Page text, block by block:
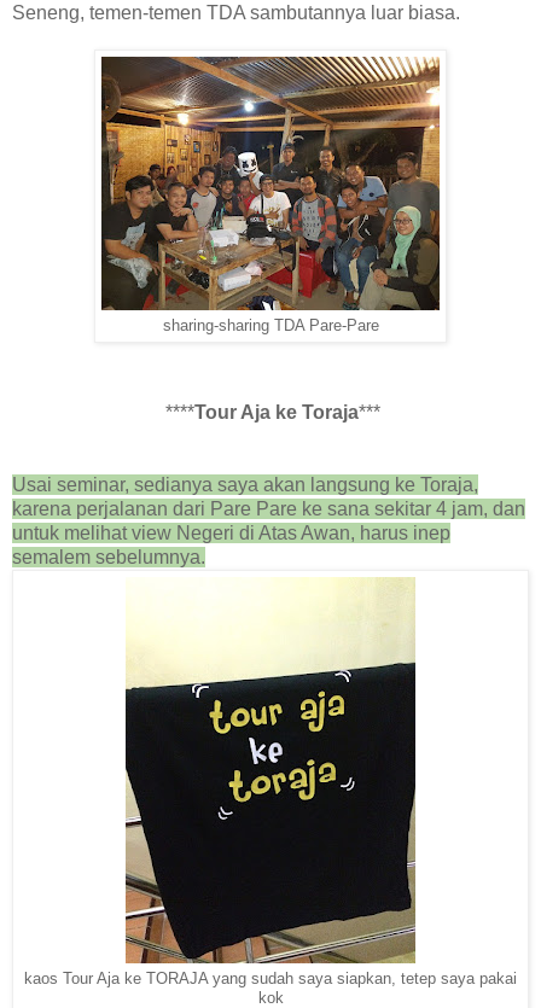
Seneng, temen-temen TDA sambutannya luar biasa.
sharing-sharing TDA Pare-Pare
****Tour Aja ke Toraja***
Usai seminar, sedianya saya akan langsung ke Toraja,
karena perjalanan dari Pare Pare ke sana sekitar 4 jam, dan
untuk melihat view Negeri di Atas Awan, harus inep
semalem sebelumnya.
kaos Tour Aja ke TORAJA yang sudah saya siapkan, tetep saya pakai
kok